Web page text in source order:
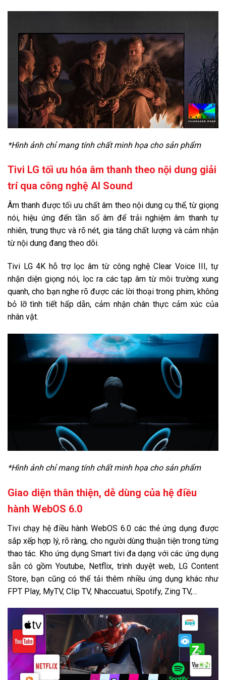
Năm ra mắt:
Hãng:
LG.Xem thông tin hãng
*Hình ảnh chỉ mang tính chất minh họa cho sản phẩm
Tivi LG tối ưu hóa âm thanh theo nội dung giải
trí qua công nghệ Al Sound
Âm thanh được tối ưu chất âm theo nội dung cụ thể, từ giọng
nói, hiệu ứng đến tần số âm để trải nghiệm âm thanh tự
nhiên, trung thực và rõ nét, gia tăng chất lượng và cảm nhận
từ nội dung đang theo dõi.
Tivi LG 4K hỗ trợ lọc âm từ công nghệ Clear Voice III, tự
nhận diện giọng nói, lọc ra các tạp âm từ môi trường xung
quanh, cho bạn nghe rõ được các lời thoại trong phim, không
bỏ lỡ tình tiết hấp dẫn, cảm nhận chân thực cảm xúc của
nhân vật.
*Hình ảnh chỉ mang tính chất minh họa cho sản phẩm
Giao diện thân thiện, dễ dùng của hệ điều
hành WebOS 6.0
Tivi chạy hệ điều hành WebOS 6.0 các thẻ ứng dụng được
sắp xếp hợp lý, rõ ràng, cho người dùng thuận tiện trong từng
thao tác. Kho ứng dụng Smart tivi đa dạng với các ứng dụng
sẵn có gồm Youtube, Netflix, trình duyệt web, LG Content
Store, bạn cũng có thể tải thêm nhiều ứng dụng khác như
FPT Play, MyTV, Clip TV, Nhaccuatui, Spotify, Zing TV,…